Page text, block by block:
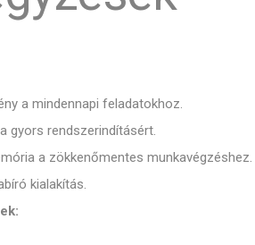
a mindennapi feladatokhoz.
gyors rendszerindításért.
a zökkenőmentes munkavégzéshez.
kialakítás.